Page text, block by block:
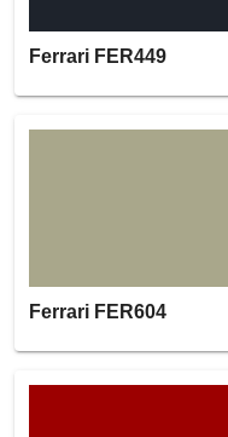
Ferrari FER449
Ferrari FER604